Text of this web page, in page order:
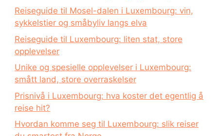
Reiseguide til Mosel-dalen i Luxembourg: vin,
sykkelstier og småbyliv langs elva
Reiseguide til Luxembourg: liten stat, store
opplevelser
Unike og spesielle opplevelser i Luxembourg:
smått land, store overraskelser
Prisnivå i Luxembourg: hva koster det egentlig å
reise hit?
Hvordan komme seg til Luxembourg: slik reiser